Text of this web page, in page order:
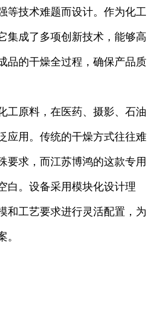
等技术难题而设计。作为化工
集成了多项创新技术，能够高
品的干燥全过程，确保产品质
工原料，在医药、摄影、石油
应用。传统的干燥方式往往难
要求，而江苏博鸿的这款专用
白。设备采用模块化设计理
和工艺要求进行灵活配置，为
。